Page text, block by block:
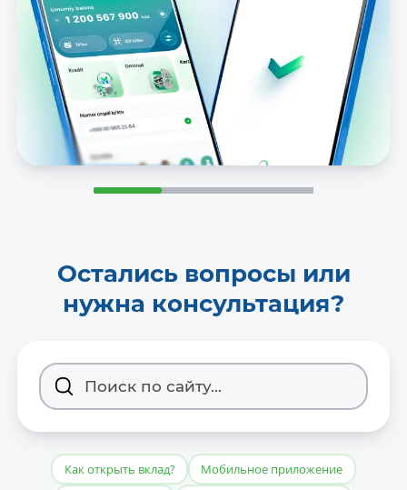
Остались вопросы или
нужна консультация?
Как открыть вклад?
Мобильное приложение